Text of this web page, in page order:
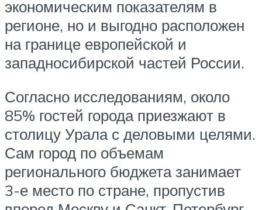
экономическим показателям в
регионе, но и выгодно расположен
на границе европейской и
западносибирской частей России.
Согласно исследованиям, около
85% гостей города приезжают в
столицу Урала с деловыми целями.
Сам город по объемам
регионального бюджета занимает
3-е место по стране, пропустив